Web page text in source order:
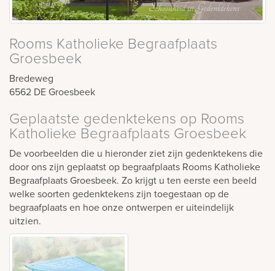
Rooms Katholieke Begraafplaats
Groesbeek
Bredeweg
6562 DE Groesbeek
Geplaatste gedenktekens op Rooms
Katholieke Begraafplaats Groesbeek
De voorbeelden die u hieronder ziet zijn gedenktekens die
door ons zijn geplaatst op begraafplaats Rooms Katholieke
Begraafplaats Groesbeek. Zo krijgt u ten eerste een beeld
welke soorten gedenktekens zijn toegestaan op de
begraafplaats en hoe onze ontwerpen er uiteindelijk
uitzien.